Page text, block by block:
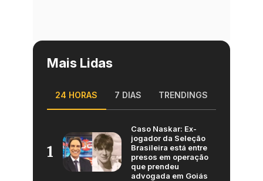
Mais Lidas
24 HORAS 7 DIAS TRENDINGS
1
Caso Naskar: Ex-
jogador da Seleção
Brasileira está entre
presos em operação
que prendeu
advogada em Goiás